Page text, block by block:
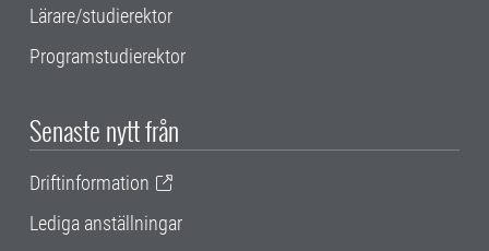
Lärare/studierektor
Programstudierektor
Senaste nytt från
Driftinformation
Lediga anställningar